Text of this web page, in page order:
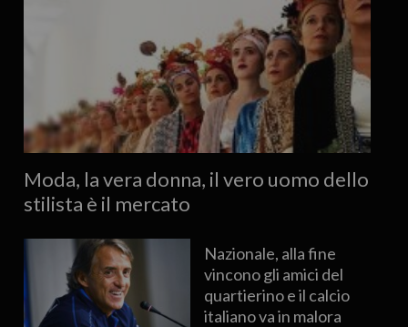
Moda, la vera donna, il vero uomo dello
stilista è il mercato
Nazionale, alla fine
vincono gli amici del
quartierino e il calcio
italiano va in malora